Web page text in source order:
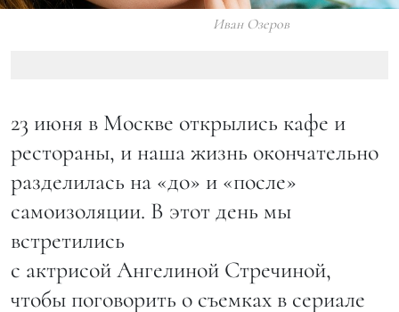
Иван Озеров
23 июня в Москве открылись кафе и
рестораны, и наша жизнь окончательно
разделилась на «до» и «после»
самоизоляции. В этот день мы
встретились
с актрисой Ангелиной Стречиной,
чтобы поговорить о съемках в сериале